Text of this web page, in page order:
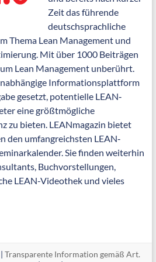
Zeit das führende
deutschsprachliche
Thema Lean Management und
Mit über 1000 Beiträgen
Lean Management unberührt.
Informationsplattform
gesetzt, potentielle LEAN‐
eine größtmögliche
zu bieten. LEANmagazin bietet
den umfangreichsten LEAN‐
Sie finden weiterhin
Buchvorstellungen,
LEAN-Videothek und vieles
|Transparente Information gemäß Art.